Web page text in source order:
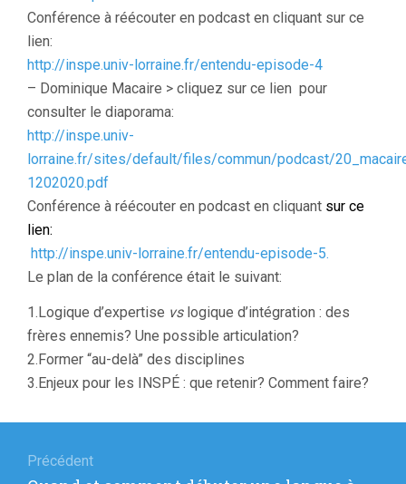
Conférence à réécouter en podcast en cliquant sur ce
lien:
http://inspe.univ-lorraine.fr/entendu-episode-4
– Dominique Macaire > cliquez sur ce lien pour
consulter le diaporama:
http://inspe.univ-
lorraine.fr/sites/default/files/commun/podcast/
1202020.pdf
Conférence à réécouter en podcast en cliquant sur ce
lien:
http://inspe.univ-lorraine.fr/entendu-episode-5.
Le plan de la conférence était le suivant:
1.Logique d’expertise vslogique d’intégration : des
frères ennemis? Une possible articulation?
2.Former “au-delà” des disciplines
3.Enjeux pour les INSPÉ : que retenir? Comment faire?
dePrécédent